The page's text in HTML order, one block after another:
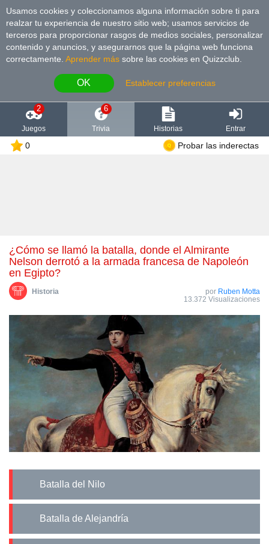
Usamos cookies y coleccionamos alguna información sobre ti para
realzar tu experiencia de nuestro sitio web; usamos servicios de
terceros para proporcionar rasgos de medios sociales, personalizar
contenido y anuncios, y asegurarnos que la página web funciona
correctamente. Aprender más sobre las cookies en Quizzclub.
OK Establecer preferencias
2
Juegos
6
Trivia Historias Entrar
0 Probar las inderectas
¿Cómo se llamó la batalla, donde el Almirante
Nelson derrotó a la armada francesa de Napoleón
en Egipto?
Historia por Ruben Motta
13.372 Visualizaciones
Batalla del Nilo
Batalla de Alejandría